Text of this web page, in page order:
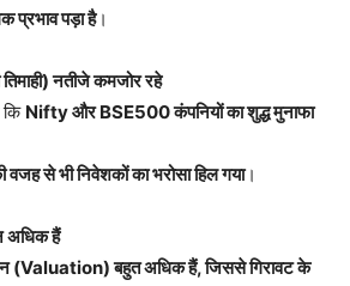
प्रभाव पड़ा है।
नतीजे कमजोर रहे
कि Nifty और BSE500 कंपनियों का शुद्ध मुनाफा
वजह से भी निवेशकों का भरोसा हिल गया।
अधिक हैं
(Valuation) बहुत अधिक हैं, जिससे गिरावट के